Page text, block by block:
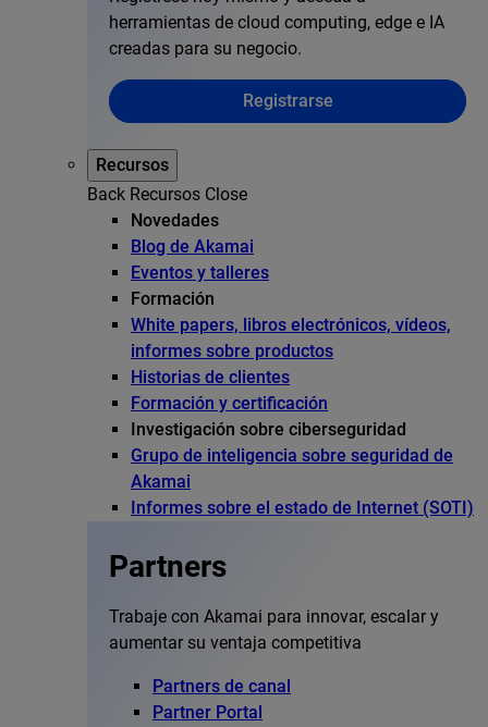
herramientas de cloud computing, edge e IA
creadas para su negocio.
Registrarse
Recursos
Back Recursos Close
Novedades
Blog de Akamai
Eventos y talleres
Formación
White papers, libros electrónicos, vídeos,
informes sobre productos
Historias de clientes
Formación y certificación
Investigación sobre ciberseguridad
Grupo de inteligencia sobre seguridad de
Akamai
Informes sobre el estado de Internet (SOTI)
Partners
Trabaje con Akamai para innovar, escalar y
aumentar su ventaja competitiva
Partners de canal
Partner Portal